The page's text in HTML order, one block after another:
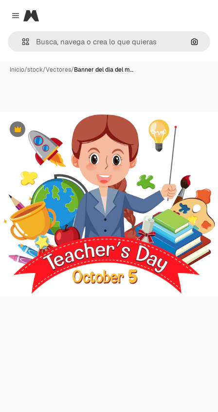
Close menu
Magnific
Inicio/stock/Vectores/Banner del día del m…
Premium